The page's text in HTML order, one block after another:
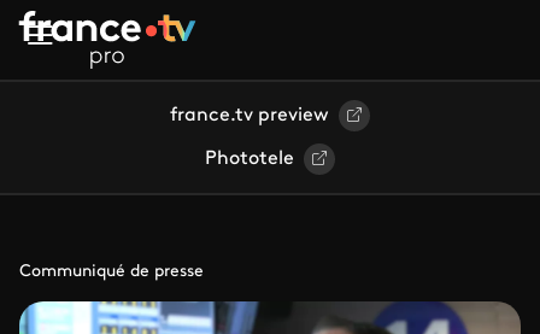
Aller au contenu principal
france.tv preview
Phototele
Communiqué de presse